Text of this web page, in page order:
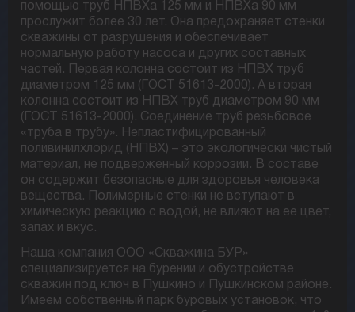
помощью труб НПВХа 125 мм и НПВХа 90 мм
прослужит более 30 лет. Она предохраняет стенки
скважины от разрушения и обеспечивает
нормальную работу насоса и других составных
частей. Первая колонна состоит из НПВХ труб
диаметром 125 мм (ГОСТ 51613-2000). А вторая
колонна состоит из НПВХ труб диаметром 90 мм
(ГОСТ 51613-2000). Соединение труб резьбовое
«труба в трубу». Непластифицированный
поливинилхлорид (НПВХ) – это экологически чистый
материал, не подверженный коррозии. В составе
он содержит безопасные для здоровья человека
вещества. Полимерные стенки не вступают в
химическую реакцию с водой, не влияют на ее цвет,
запах и вкус.
Наша компания ООО «Скважина БУР»
специализируется на бурении и обустройстве
скважин под ключ в Пушкино и Пушкинском районе.
Имеем собственный парк буровых установок, что